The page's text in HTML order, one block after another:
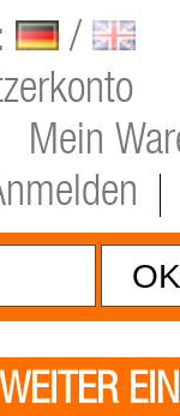
/
Mein
WEITER